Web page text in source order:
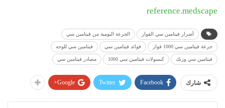
reference.medscape
أضرار فيتامين سي الفوار الجرعة اليومية من فيتامين سي
جرعة فيتامين سي 1000 فوار فوائد فيتامين سي فيتامين سي للوجه
فيتامين سي وزنك كبسولات فيتامين سي 1000 مصادر فيتامين سي
شارك Facebook
Twitter
Google+